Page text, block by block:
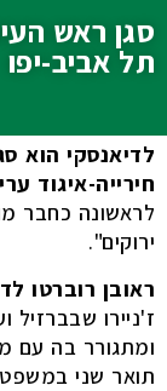
סגן ראש
תל אביב-יפו
לדיאנסקי הוא
חירייה-איגוד
לראשונה כחבר
ירוקים".
ראובן רוברטו
ומתגורר בה עם
תואר שני